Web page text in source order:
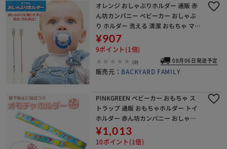
オレンジ おしゃぶりホルダー 通販 赤
ん坊カンパニー ベビーカー おしゃぶ
り ホルダー 洗える 清潔 おもちゃ マグ
落下防止 クリップ シンプル おでかけ
ベビー バギー オプション アクセサリ
¥907
9ポイント(1倍)
(0) 08月06日発送予定
販売元： BACKYARD FAMILY
PINKGREEN ベビーカー おもちゃ ス
トラップ 通販 おもちゃホルダー トイ
ホルダー 赤ん坊カンパニー おしゃぶ
りホルダー マグホルダー オモチャホ
ルダー 玩具ホルダー ベビー用品 赤ち
¥1,013
10ポイント(1倍)